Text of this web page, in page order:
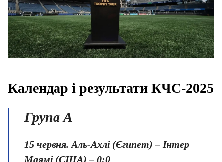
Календар і результати КЧС-2025
ГрупаA
15 червня. Аль-Ахлі (Єгипет) – Інтер
Маямі (США) – 0:0